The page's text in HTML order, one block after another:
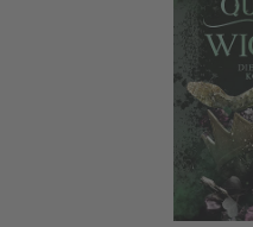
Queen of the Wicked